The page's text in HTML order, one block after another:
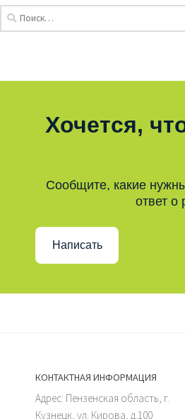
Хочется,
Сообщите, какие
ответ о
Написать
КОНТАКТНАЯ ИНФОРМАЦИЯ
Адрес: Пензенская область, г.
Кузнецк, ул. Кирова, д.100